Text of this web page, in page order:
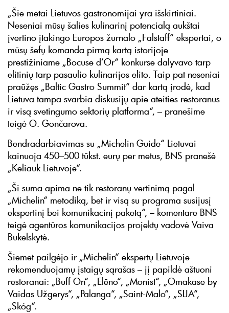
„Šie metai Lietuvos gastronomijai yra išskirtiniai.
Neseniai mūsų šalies kulinarinį potencialą aukštai
įvertino įtakingo Europos žurnalo „Falstaff“ ekspertai, o
mūsų šefų komanda pirmą kartą istorijoje
prestižiniame „Bocuse d’Or“ konkurse dalyvavo tarp
elitinių tarp pasaulio kulinarijos elito. Taip pat neseniai
praūžęs „Baltic Gastro Summit“ dar kartą įrodė, kad
Lietuva tampa svarbia diskusijų apie ateities restoranus
ir visą svetingumo sektorių platforma“, – pranešime
teigė O. Gončarova.
Bendradarbiavimas su „Michelin Guide“ Lietuvai
kainuoja 450–500 tūkst. eurų per metus, BNS pranešė
„Keliauk Lietuvoje“.
„Ši suma apima ne tik restoranų vertinimą pagal
„Michelin“ metodiką, bet ir visą su programa susijusį
ekspertinį bei komunikacinį paketą“, – komentare BNS
teigė agentūros komunikacijos projektų vadovė Vaiva
Bukelskytė.
Šiemet pailgėjo ir „Michelin“ ekspertų Lietuvoje
rekomenduojamų įstaigų sąrašas – jį papildė aštuoni
restoranai: „Buff On“, „Elēno“, „Monist“, „Omakase by
Vaidas Užgerys“, „Palanga“, „Saint-Malo“, „SIJA“,
„Skóg“.